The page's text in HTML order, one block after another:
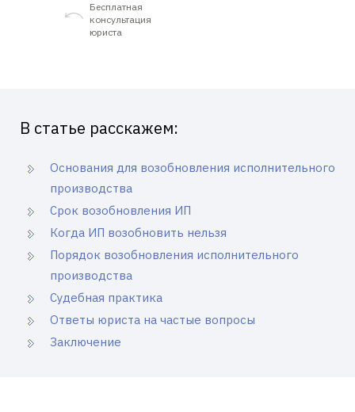
Бесплатная
консультация
юриста
В статье расскажем:
Основания для возобновления исполнительного
производства
Срок возобновления ИП
Когда ИП возобновить нельзя
Порядок возобновления исполнительного
производства
Судебная практика
Ответы юриста на частые вопросы
Заключение